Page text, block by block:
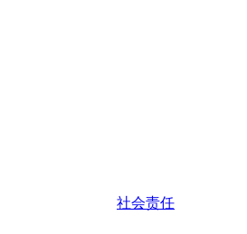
社会责任